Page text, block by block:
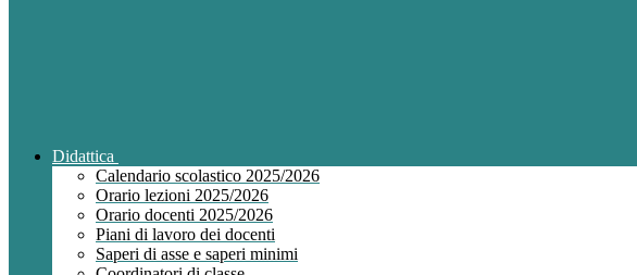
Didattica
Calendario scolastico 2025/2026
Orario lezioni 2025/2026
Orario docenti 2025/2026
Piani di lavoro dei docenti
Saperi di asse e saperi minimi